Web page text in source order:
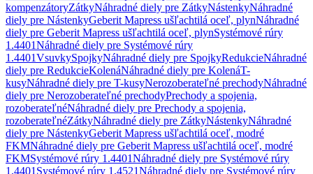
kompenzátoryZátkyNáhradné diely pre ZátkyNástenkyNáhradné
diely pre NástenkyGeberit Mapress ušľachtilá oceľ, plynNáhradné
diely pre Geberit Mapress ušľachtilá oceľ, plynSystémové rúry
1.4401Náhradné diely pre Systémové rúry
1.4401VsuvkySpojkyNáhradné diely pre SpojkyRedukcieNáhradné
diely pre RedukcieKolenáNáhradné diely pre KolenáT-
kusyNáhradné diely pre T-kusyNerozoberateľné prechodyNáhradné
diely pre Nerozoberateľné prechodyPrechody a spojenia,
rozoberateľnéNáhradné diely pre Prechody a spojenia,
rozoberateľnéZátkyNáhradné diely pre ZátkyNástenkyNáhradné
diely pre NástenkyGeberit Mapress ušľachtilá oceľ, modré
FKMNáhradné diely pre Geberit Mapress ušľachtilá oceľ, modré
FKMSystémové rúry 1.4401Náhradné diely pre Systémové rúry
1.4401 Systémové rúry 1.4521Náhradné diely pre Systémové rúry